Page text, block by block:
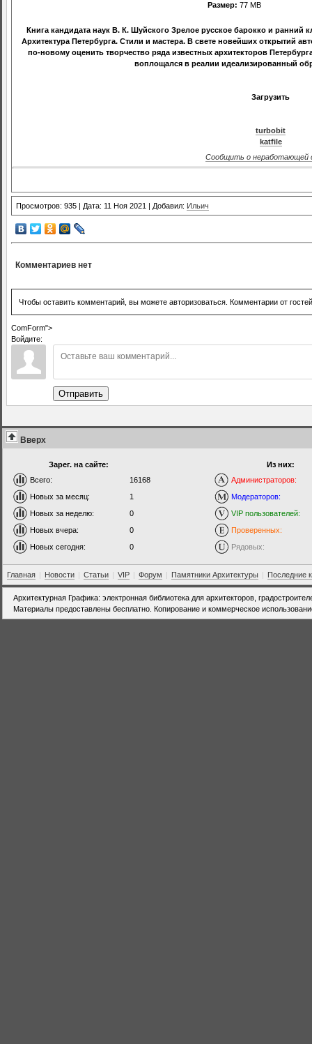
Размер: 77 МВ
Книга кандидата наук В. К. Шуйского Зрелое русское барокко и ранний
Архитектура Петербурга. Стили и мастера. В свете новейших открытий
по-новому оценить творчество ряда известных архитекторов
воплощался в реалии идеализированный
Загрузить
turbobit
katfile
Сообщить о неработающей
Просмотров: 935 | Дата: 11 Ноя 2021 | Добавил: Ильич
Комментариев нет
Чтобы оставить комментарий, вы можете авторизоваться. Комментарии от
ComForm">
Войдите:
Отправить
Вверх
Зарег. на сайте:
Всего:
16168
Новых за месяц:
1
Новых за неделю:
0
Новых вчера:
0
Новых сегодня:
0
Из них:
Администраторов:
Модераторов:
VIP пользователей:
Проверенных:
Рядовых:
Главная | Новости | Статьи | VIP | Форум | Памятники Архитектуры | Последние
Архитектурная Графика: электронная библиотека для архитекторов,
Материалы предоставлены бесплатно. Копирование и коммерческое